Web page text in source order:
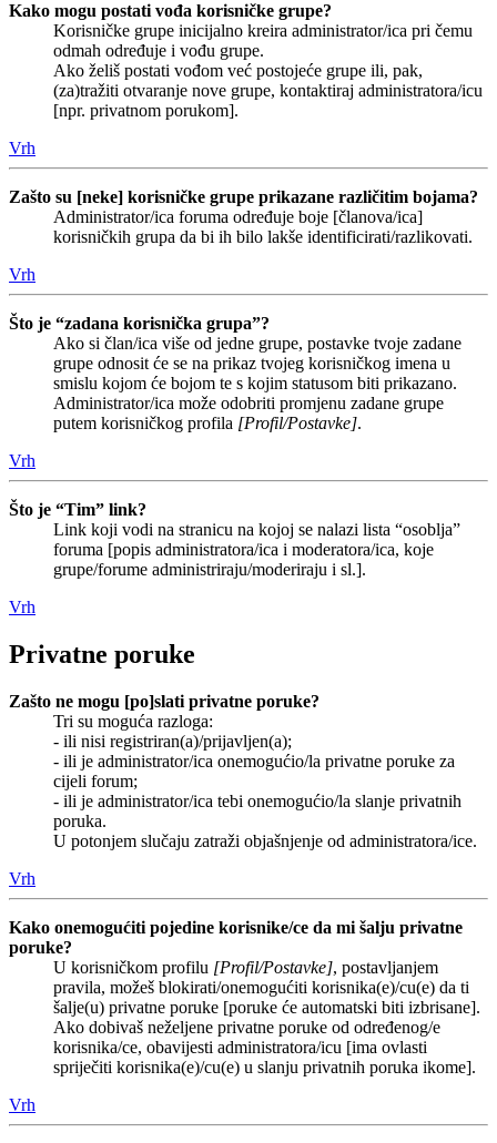
Kako mogu postati vođa korisničke grupe?
Korisničke grupe inicijalno kreira administrator/ica pri čemu
odmah određuje i vođu grupe.
Ako želiš postati vođom već postojeće grupe ili, pak,
(za)tražiti otvaranje nove grupe, kontaktiraj administratora/icu
[npr. privatnom porukom].
Vrh
Zašto su [neke] korisničke grupe prikazane različitim bojama?
Administrator/ica foruma određuje boje [članova/ica]
korisničkih grupa da bi ih bilo lakše identificirati/razlikovati.
Vrh
Što je “zadana korisnička grupa”?
Ako si član/ica više od jedne grupe, postavke tvoje zadane
grupe odnosit će se na prikaz tvojeg korisničkog imena u
smislu kojom će bojom te s kojim statusom biti prikazano.
Administrator/ica može odobriti promjenu zadane grupe
putem korisničkog profila [Profil/Postavke].
Vrh
Što je “Tim” link?
Link koji vodi na stranicu na kojoj se nalazi lista “osoblja”
foruma [popis administratora/ica i moderatora/ica, koje
grupe/forume administriraju/moderiraju i sl.].
Vrh
Privatne poruke
Zašto ne mogu [po]slati privatne poruke?
Tri su moguća razloga:
- ili nisi registriran(a)/prijavljen(a);
- ili je administrator/ica onemogućio/la privatne poruke za
cijeli forum;
- ili je administrator/ica tebi onemogućio/la slanje privatnih
poruka.
U potonjem slučaju zatraži objašnjenje od administratora/ice.
Vrh
Kako onemogućiti pojedine korisnike/ce da mi šalju privatne
poruke?
U korisničkom profilu [Profil/Postavke], postavljanjem
pravila, možeš blokirati/onemogućiti korisnika(e)/cu(e) da ti
šalje(u) privatne poruke [poruke će automatski biti izbrisane].
Ako dobivaš neželjene privatne poruke od određenog/e
korisnika/ce, obavijesti administratora/icu [ima ovlasti
spriječiti korisnika(e)/cu(e) u slanju privatnih poruka ikome].
Vrh